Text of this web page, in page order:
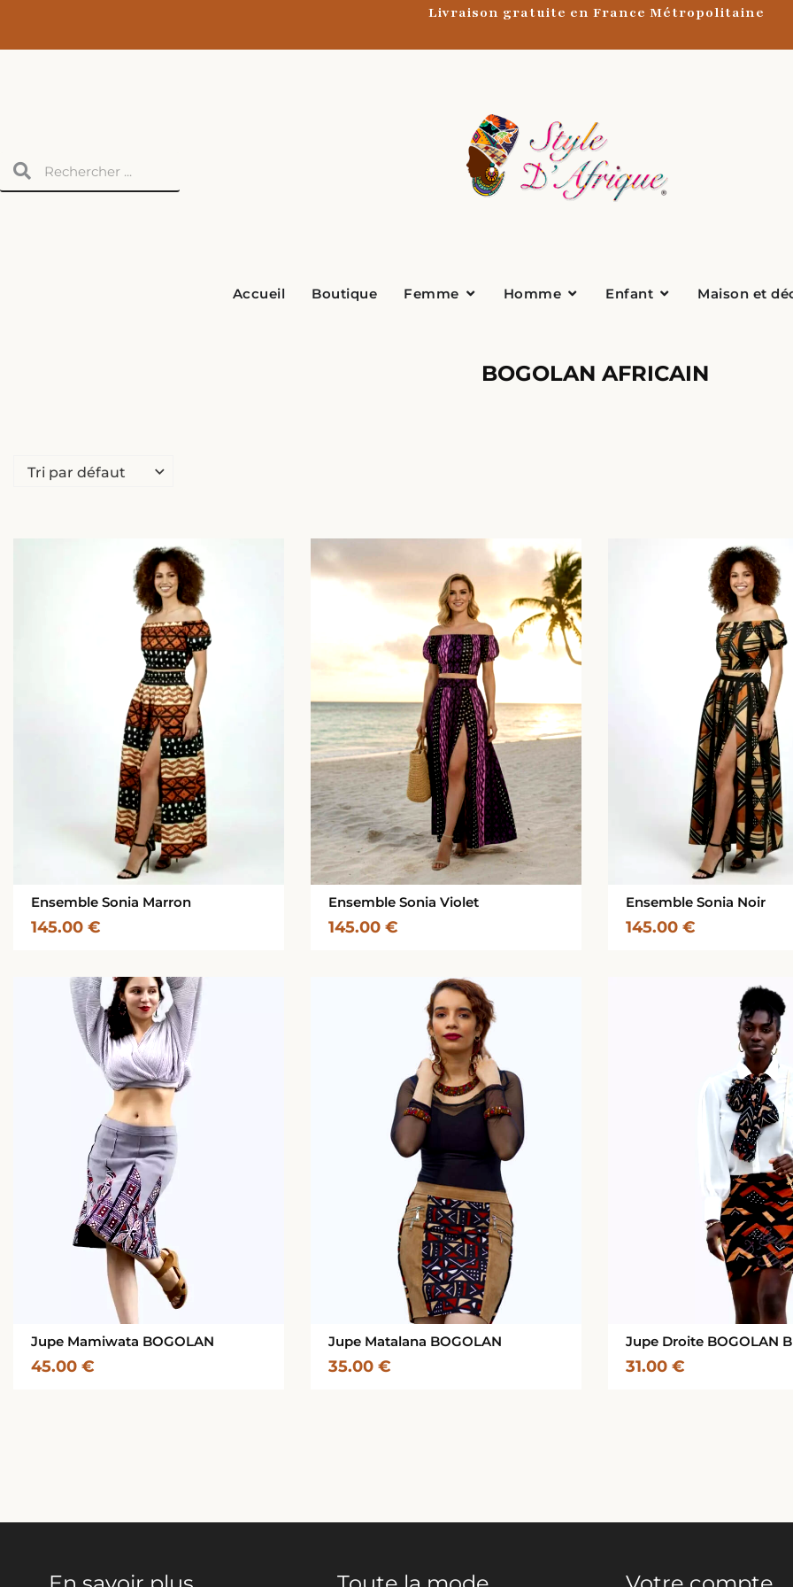
contenu
Livraison gratuite en France Métropolitaine
RechercherRechercher
Accueil Boutique Femme Ouvrir Femme
Homme Ouvrir Homme
Enfant Ouvrir Enfant
Maison et
BOGOLAN AFRICAIN
Ensemble Sonia Marron
145.00 €
Ensemble Sonia Violet
145.00 €
Ensemble Sonia Noir
145.00 €
Jupe Mamiwata BOGOLAN
45.00 €
Jupe Matalana BOGOLAN
35.00 €
Jupe Droite BOGOLAN
31.00 €